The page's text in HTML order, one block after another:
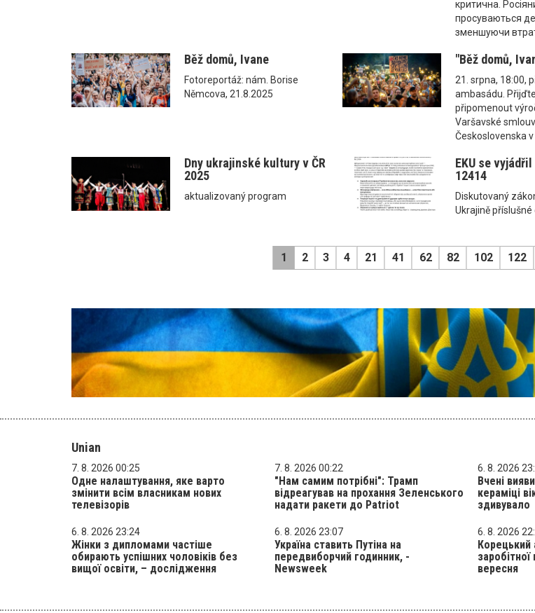
критична.
просуваються
зменшуючи
Běž domů, Ivane
Fotoreportáž: nám. Borise
Němcova, 21.8.2025
"Běž domů,
21. srpna, 18:00,
ambasádu.
připomenout
Varšavské
Československa
Dny ukrajinské kultury v ČR
2025
aktualizovaný program
EKU se
12414
Diskutovaný
Ukrajině příslušné
1 2 3 4 21 41 62 82 102 122
Unian
7. 8. 2026 00:25
Одне налаштування, яке варто
змінити всім власникам нових
телевізорів
7. 8. 2026 00:22
"Нам самим потрібні": Трамп
відреагував на прохання Зеленського
надати ракети до Patriot
6. 8. 2026
Вчені
кераміці
здивувало
6. 8. 2026 23:24
Жінки з дипломами частіше
обирають успішних чоловіків без
вищої освіти, – дослідження
6. 8. 2026 23:07
Україна ставить Путіна на
передвиборчий годинник, -
Newsweek
6. 8. 2026
Корецький
вересня